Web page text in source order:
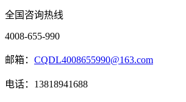
全国咨询热线
4008-655-990
邮箱： CQDL4008655990@163.com
电话：13818941688